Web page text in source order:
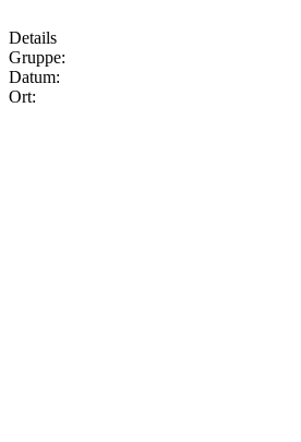
Details
Gruppe:
Datum:
Ort: